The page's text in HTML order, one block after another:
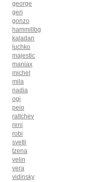
george
geri
gonzo
hammillbg
kaladan
luchko
majestic
maniax
michel
mila
nadia
ogi
peio
raltchev
reni
robi
svetli
tzena
velin
vera
vidinsky